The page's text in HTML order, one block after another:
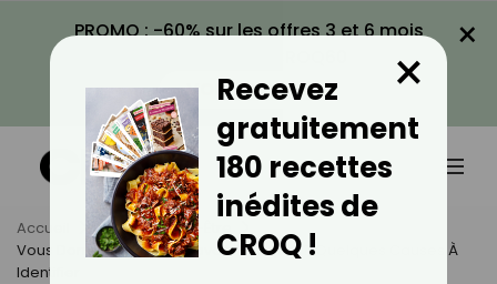
PROMO : -60% sur les offres 3 et 6 mois
VOIR LA PROMO
×
Accueil Actus
Bien-Être
Vous Dormez Mal Sans Savoir Pourquoi ? Quelques Causes À
Identifier
Recevez
gratuitement
180 recettes
inédites de
CROQ !
×